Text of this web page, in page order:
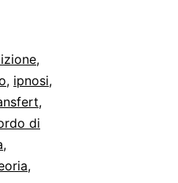
,
, ipnosi,
,
di
,
,